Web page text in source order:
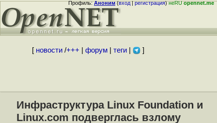
Профиль:Аноним(вход|регистрация)неRUopennet.me
[ новости/+++ форум| теги| ]
Инфраструктура Linux Foundation и
Linux.com подверглась взлому